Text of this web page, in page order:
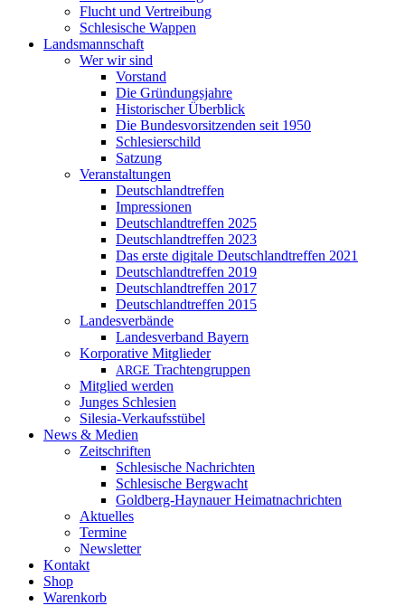
Flucht und Vertreibung
Schlesische Wappen
Landsmannschaft
Wer wir sind
Vorstand
Die Gründungsjahre
Historischer Überblick
Die Bundesvorsitzenden seit 1950
Schlesierschild
Satzung
Veranstaltungen
Deutschlandtreffen
Impressionen
Deutschlandtreffen 2025
Deutschlandtreffen 2023
Das erste digitale Deutschlandtreffen 2021
Deutschlandtreffen 2019
Deutschlandtreffen 2017
Deutschlandtreffen 2015
Landesverbände
Landesverband Bayern
Korporative Mitglieder
ARGE Trachtengruppen
Mitglied werden
Junges Schlesien
Silesia-Verkaufsstübel
News & Medien
Zeitschriften
Schlesische Nachrichten
Schlesische Bergwacht
Goldberg-Haynauer Heimatnachrichten
Aktuelles
Termine
Newsletter
Kontakt
Shop
Warenkorb